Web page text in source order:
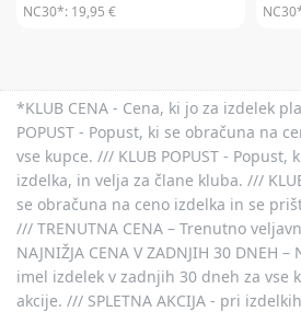
NC30*: 19,95 €
*KLUB CENA - Cena, ki jo za izdelek
POPUST - Popust, ki se obračuna na
vse kupce. /// KLUB POPUST - Popust,
izdelka, in velja za člane kluba. ///
se obračuna na ceno izdelka in se
/// TRENUTNA CENA – Trenutno
NAJNIŽJA CENA V ZADNJIH 30 DNEH
imel izdelek v zadnjih 30 dneh za vse
akcije. /// SPLETNA AKCIJA - pri